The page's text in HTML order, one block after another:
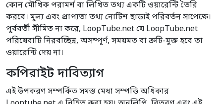
কোন মৌখিক পরামর্শ বা লিখিত তথ্য একটি ওয়ারেন্টি তৈরি
করবে। মূল্য এবং প্রাপ্যতা তথ্য নোটিশ ছাড়াই পরিবর্তন সাপেক্ষে।
পূর্ববর্তী সীমিত না করে, LoopTube.net যে LoopTube.net
পরিষেবাটি নিরবচ্ছিন্ন, অসম্পূর্ণ, সময়মত বা ত্রুটি-মুক্ত হবে তা
ওয়ারেন্টি দেয় না।
কপিরাইট দাবিত্যাগ
এই উপকরণ সম্পর্কিত সমস্ত মেধা সম্পত্তি অধিকার